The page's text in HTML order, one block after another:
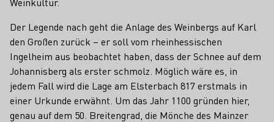
Der Legende nach geht die Anlage des Weinbergs auf Karl
den Großen zurück – er soll vom rheinhessischen
Ingelheim aus beobachtet haben, dass der Schnee auf dem
Johannisberg als erster schmolz. Möglich wäre es, in
jedem Fall wird die Lage am Elsterbach 817 erstmals in
einer Urkunde erwähnt. Um das Jahr 1100 gründen hier,
genau auf dem 50. Breitengrad, die Mönche des Mainzer